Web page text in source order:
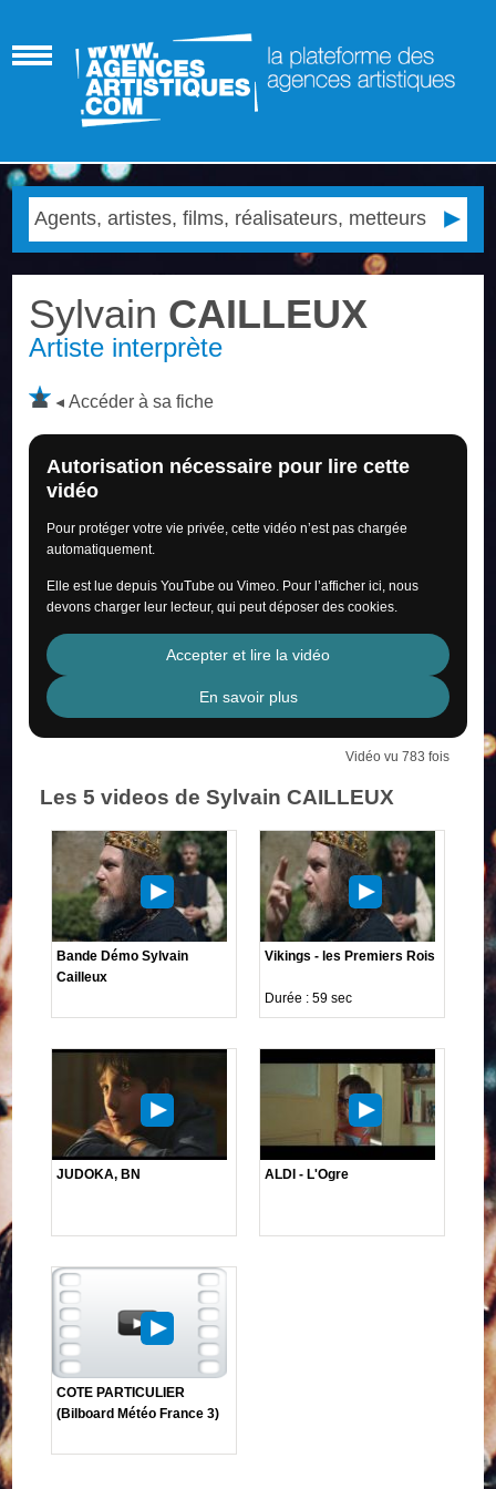
Sylvain CAILLEUX
Artiste interprète
Accéder à sa fiche
Autorisation nécessaire pour lire cette
vidéo
Pour protéger votre vie privée, cette vidéo n’est pas chargée
automatiquement.
Elle est lue depuis YouTube ou Vimeo. Pour l’afficher ici, nous
devons charger leur lecteur, qui peut déposer des cookies.
Accepter et lire la vidéo
En savoir plus
Vidéo vu 783 fois
Les 5 videos de Sylvain CAILLEUX
Bande Démo Sylvain
Cailleux
Vikings - les Premiers Rois
Durée : 59 sec
JUDOKA, BN ALDI - L'Ogre
COTE PARTICULIER
(Bilboard Météo France 3)